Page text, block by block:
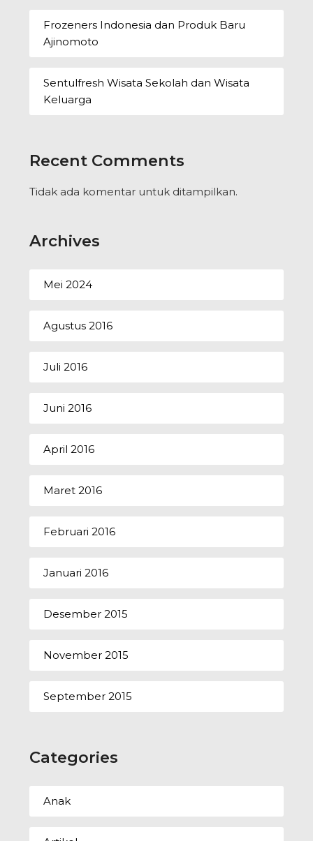
Frozeners Indonesia dan Produk Baru
Ajinomoto
Sentulfresh Wisata Sekolah dan Wisata
Keluarga
Recent Comments
Tidak ada komentar untuk ditampilkan.
Archives
Mei 2024
Agustus 2016
Juli 2016
Juni 2016
April 2016
Maret 2016
Februari 2016
Januari 2016
Desember 2015
November 2015
September 2015
Categories
Anak